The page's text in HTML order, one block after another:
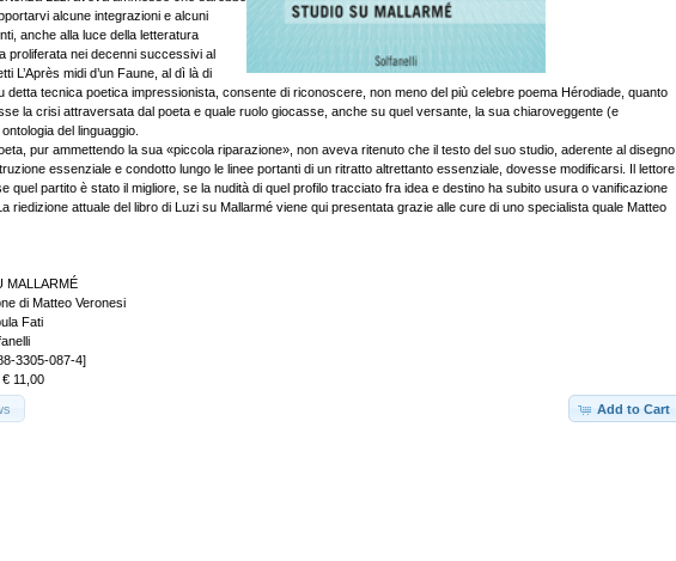
alcune integrazioni e alcuni
anche alla luce della letteratura
proliferata nei decenni successivi al
L’Après midi d’un Faune, al dì là di
detta tecnica poetica impressionista, consente di riconoscere, non meno del più celebre poema Hérodiade, quanto
la crisi attraversata dal poeta e quale ruolo giocasse, anche su quel versante, la sua chiaroveggente (e
del linguaggio.
pur ammettendo la sua «piccola riparazione», non aveva ritenuto che il testo del suo studio, aderente al disegno
essenziale e condotto lungo le linee portanti di un ritratto altrettanto essenziale, dovesse modificarsi. Il lettore
quel partito è stato il migliore, se la nudità di quel profilo tracciato fra idea e destino ha subito usura o vanificazione
riedizione attuale del libro di Luzi su Mallarmé viene qui presentata grazie alle cure di uno specialista quale Matteo
MALLARMÉ
di Matteo Veronesi
Fati
3305-087-4]
11,00
Add to Cart